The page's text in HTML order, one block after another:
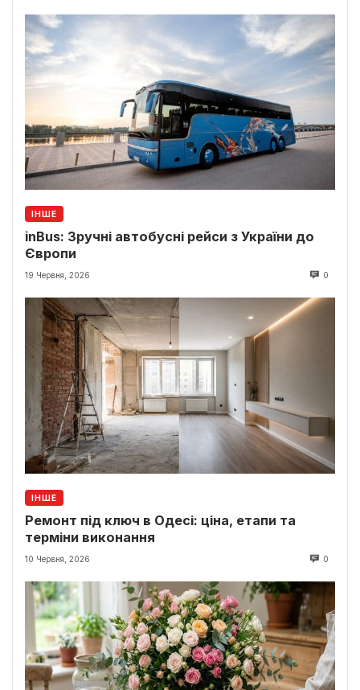
ІНШЕ
inBus: Зручні автобусні рейси з України до
Європи
19 Червня, 2026 0
ІНШЕ
Ремонт під ключ в Одесі: ціна, етапи та
терміни виконання
10 Червня, 2026 0